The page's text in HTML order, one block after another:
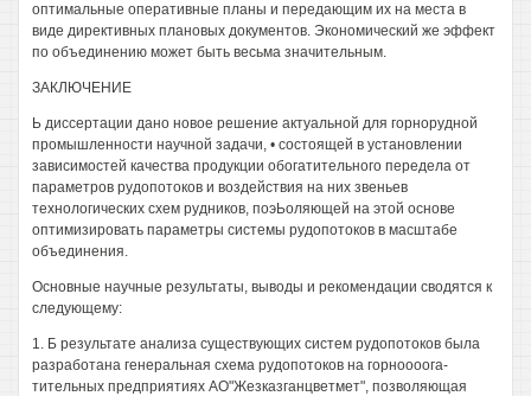
оптимальные оперативные планы и передающим их на места в
виде директивных плановых документов. Экономический же эффект
по объединению может быть весьма значительным.
ЗАКЛЮЧЕНИЕ
Ь диссертации дано новое решение актуальной для горнорудной
промышленности научной задачи, • состоящей в установлении
зависимостей качества продукции обогатительного передела от
параметров рудопотоков и воздействия на них звеньев
технологических схем рудников, поэЬоляющей на этой основе
оптимизировать параметры системы рудопотоков в масштабе
объединения.
Основные научные результаты, выводы и рекомендации сводятся к
следующему:
1. Б результате анализа существующих систем рудопотоков была
разработана генеральная схема рудопотоков на горноооога-
тительных предприятиях АО"Жезказганцветмет", позволяющая